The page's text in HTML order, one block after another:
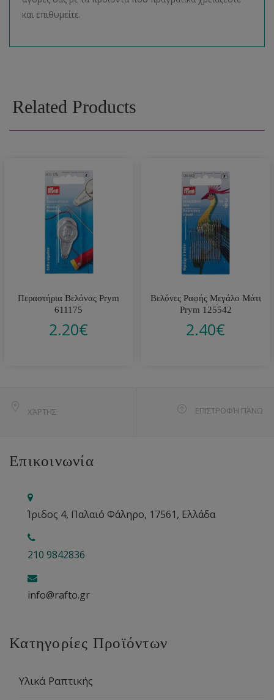
και επιθυμείτε.
Related Products
Περαστήρια Βελόνας Prym
611175
2.20€
Βελόνες Ραφής Μεγάλο Μάτι
Prym 125542
2.40€
ΧΆΡΤΗΣ ΕΠΙΣΤΡΟΦΉ ΠΆΝΩ
Επικοινωνία
Ίριδος 4, Παλαιό Φάληρο, 17561, Ελλάδα
210 9842836
info@rafto.gr
Κατηγορίες Προϊόντων
Υλικά Ραπτικής